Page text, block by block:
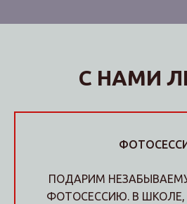
С НАМИ
ПОДАРИМ
ФОТОСЕССИЮ. В ШКОЛЕ,